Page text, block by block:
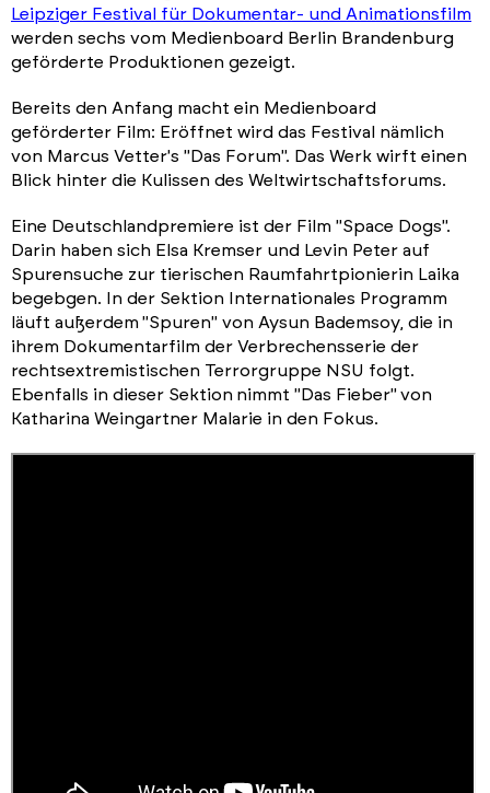
Leipziger Festival für Dokumentar- und Animationsfilm
werden sechs vom Medienboard Berlin Brandenburg
geförderte Produktionen gezeigt.
Bereits den Anfang macht ein Medienboard
geförderter Film: Eröffnet wird das Festival nämlich
von Marcus Vetter's "Das Forum". Das Werk wirft einen
Blick hinter die Kulissen des Weltwirtschaftsforums.
Eine Deutschlandpremiere ist der Film "Space Dogs".
Darin haben sich Elsa Kremser und Levin Peter auf
Spurensuche zur tierischen Raumfahrtpionierin Laika
begebgen. In der Sektion Internationales Programm
läuft außerdem "Spuren" von Aysun Bademsoy, die in
ihrem Dokumentarfilm der Verbrechensserie der
rechtsextremistischen Terrorgruppe NSU folgt.
Ebenfalls in dieser Sektion nimmt "Das Fieber" von
Katharina Weingartner Malarie in den Fokus.